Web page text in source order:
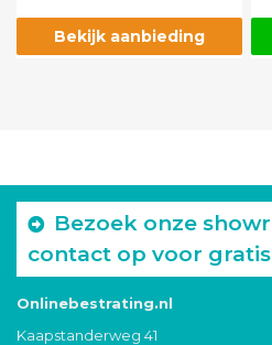
Bekijk aanbieding
Bezoek onze
contact op voor
Onlinebestrating.nl
Kaapstanderweg 41